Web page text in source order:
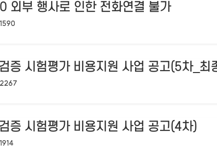
부 행사로 인한 전화연결 불가
조회수:
1590
증 시험평가 비용지원 사업 공고(5차_최
조회수:
2267
증 시험평가 비용지원 사업 공고(4차)
조회수:
1914